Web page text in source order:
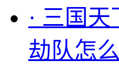
· 三国天
劫队怎